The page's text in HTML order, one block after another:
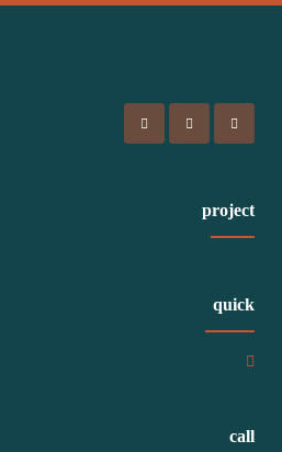
project
quick
call